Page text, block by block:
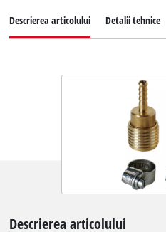
Descrierea articolului Detalii tehnice
Descrierea articolului